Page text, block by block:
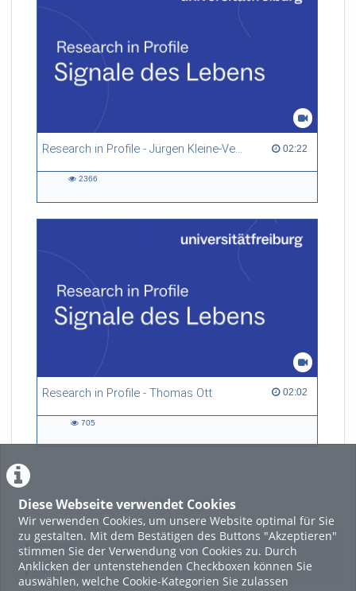
Diese Webseite verwendet Cookies
Wir verwenden Cookies, um unsere Website optimal für Sie
zu gestalten. Mit dem Bestätigen des Buttons "Akzeptieren"
stimmen Sie der Verwendung von Cookies zu. Durch
Anklicken der untenstehenden Checkboxen können Sie
auswählen, welche Cookie-Kategorien Sie zulassen
Research in Profile - Jürgen Kleine-Vehn - deutsch untertitelt 02:22
02:22 duration
2366
Research in Profile - Thomas Ott 02:02
02:02 duration
705
LADE MEHR
Featured
Beliebtheit